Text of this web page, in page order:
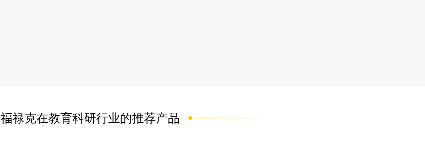
福禄克在教育科研行业的推荐产品